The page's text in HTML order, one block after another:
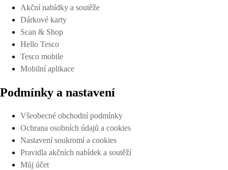
Akční nabídky a soutěže
Dárkové karty
Scan & Shop
Hello Tesco
Tesco mobile
Mobilní aplikace
Podmínky a nastavení
Všeobecné obchodní podmínky
Ochrana osobních údajů a cookies
Nastavení soukromí a cookies
Pravidla akčních nabídek a soutěží
Můj účet